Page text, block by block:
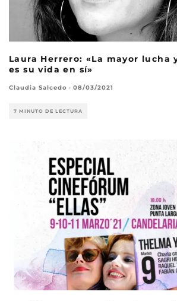
Laura Herrero: «La mayor lucha
es su vida en sí»
Claudia Salcedo · 08/03/2021
7 MINUTO DE LECTURA